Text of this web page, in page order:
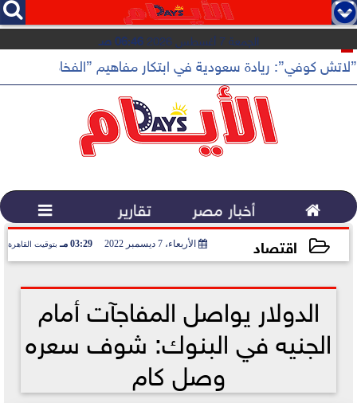
   
الجمعة 7 أغسطس 2026 06:46 صـ
”لاتش كوفي”: ريادة سعودية في ابتكار مفاهيم ”الفخامة
 أخبار مصر تقارير 
اقتصاد الأربعاء، 7 ديسمبر 2022 03:29 مـ بتوقيت القاهرة
الدولار يواصل المفاجآت أمام
الجنيه في البنوك: شوف سعره
وصل كام